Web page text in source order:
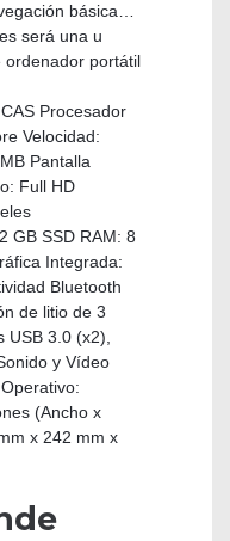
básica…
será una u
ordenador portátil
Procesador
Velocidad:
Pantalla
Full HD
GB SSD RAM: 8
Integrada:
Bluetooth
de litio de 3
USB 3.0 (x2),
y Vídeo
(Ancho x
x 242 mm x